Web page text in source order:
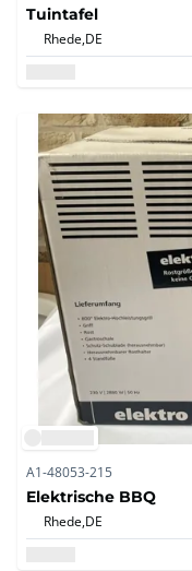
Tuintafel
Rhede,DE
A1-48053-215
Elektrische BBQ
Rhede,DE